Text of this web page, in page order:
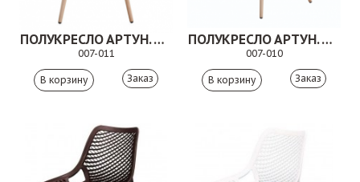
ПОЛУКРЕСЛО АРТУН. 007-011
007-011
Заказ
ПОЛУКРЕСЛО АРТУН. 007-010
007-010
Заказ